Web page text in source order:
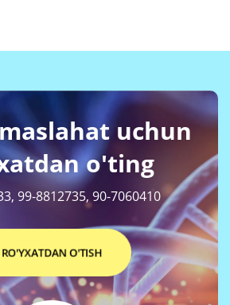
uchun
o'ting
99-8812735, 90-7060410
RO'YXATDAN O'TISH